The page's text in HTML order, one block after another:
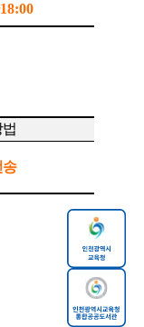
송